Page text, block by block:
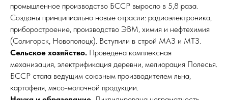
промышленное производство БССР выросло в 5,8 раза.
Созданы принципиально новые отрасли: радиоэлектроника,
приборостроение, производство ЭВМ, химия и нефтехимия
(Солигорск, Новополоцк). Вступили в строй МАЗ и МТЗ.
Сельское хозяйство. Проведена комплексная
механизация, электрификация деревни, мелиорация Полесья.
БССР стала ведущим союзным производителем льна,
картофеля, мясо-молочной продукции.